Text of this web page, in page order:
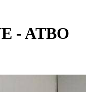
- ATBO